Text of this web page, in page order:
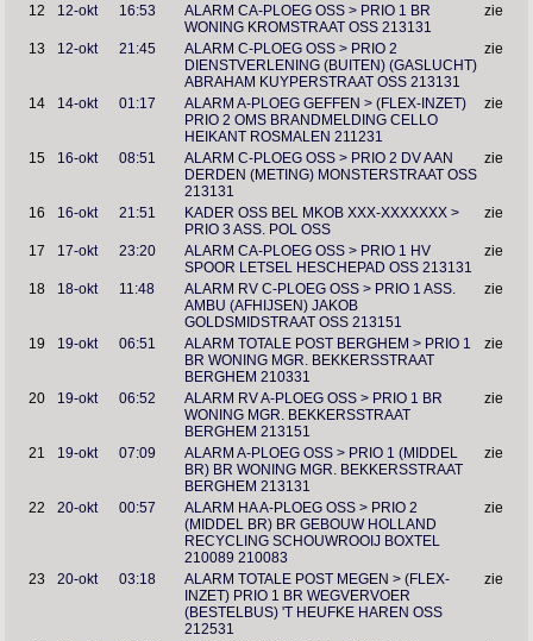
12 12-okt 16:53
ALARM CA-PLOEG OSS > PRIO 1 BR
WONING KROMSTRAAT OSS 213131
zie
13 12-okt 21:45
ALARM C-PLOEG OSS > PRIO 2
DIENSTVERLENING (BUITEN) (GASLUCHT)
ABRAHAM KUYPERSTRAAT OSS 213131
zie
14 14-okt 01:17
ALARM A-PLOEG GEFFEN > (FLEX-INZET)
PRIO 2 OMS BRANDMELDING CELLO
HEIKANT ROSMALEN 211231
zie
15 16-okt 08:51
ALARM C-PLOEG OSS > PRIO 2 DV AAN
DERDEN (METING) MONSTERSTRAAT OSS
213131
zie
16 16-okt 21:51
KADER OSS BEL MKOB XXX-XXXXXXX >
PRIO 3 ASS. POL OSS
zie
17 17-okt 23:20
ALARM CA-PLOEG OSS > PRIO 1 HV
SPOOR LETSEL HESCHEPAD OSS 213131
zie
18 18-okt 11:48
ALARM RV C-PLOEG OSS > PRIO 1 ASS.
AMBU (AFHIJSEN) JAKOB
GOLDSMIDSTRAAT OSS 213151
zie
19 19-okt 06:51
ALARM TOTALE POST BERGHEM > PRIO 1
BR WONING MGR. BEKKERSSTRAAT
BERGHEM 210331
zie
20 19-okt 06:52
ALARM RV A-PLOEG OSS > PRIO 1 BR
WONING MGR. BEKKERSSTRAAT
BERGHEM 213151
zie
21 19-okt 07:09
ALARM A-PLOEG OSS > PRIO 1 (MIDDEL
BR) BR WONING MGR. BEKKERSSTRAAT
BERGHEM 213131
zie
22 20-okt 00:57
ALARM HA A-PLOEG OSS > PRIO 2
(MIDDEL BR) BR GEBOUW HOLLAND
RECYCLING SCHOUWROOIJ BOXTEL
210089 210083
zie
23 20-okt 03:18
ALARM TOTALE POST MEGEN > (FLEX-
INZET) PRIO 1 BR WEGVERVOER
(BESTELBUS) 'T HEUFKE HAREN OSS
212531
zie